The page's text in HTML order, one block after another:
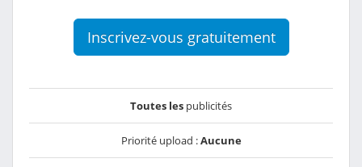
Inscrivez-vous gratuitement
Toutes les publicités
Priorité upload :Aucune